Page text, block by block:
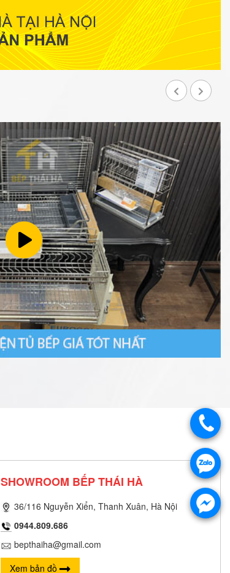
SHOWROOM BẾP THÁI HÀ
36/116 Nguyễn Xiển, Thanh Xuân, Hà Nội
0944.809.686
bepthaiha@gmail.com
Xem bản đồ